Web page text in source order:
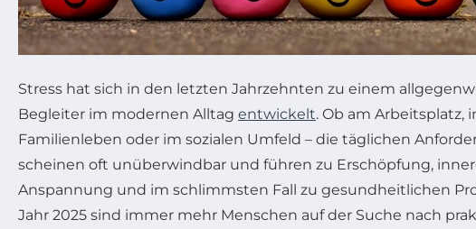
Stress hat sich in den letzten Jahrzehnten zu einem
Begleiter im modernen Alltag entwickelt. Ob am Arbeitsplatz,
Familienleben oder im sozialen Umfeld – die täglichen
scheinen oft unüberwindbar und führen zu Erschöpfung,
Anspannung und im schlimmsten Fall zu gesundheitlichen
Jahr 2025 sind immer mehr Menschen auf der Suche nach